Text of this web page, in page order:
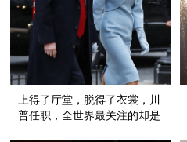
上得了厅堂，脱得了衣裳，川
普任职，全世界最关注的却是